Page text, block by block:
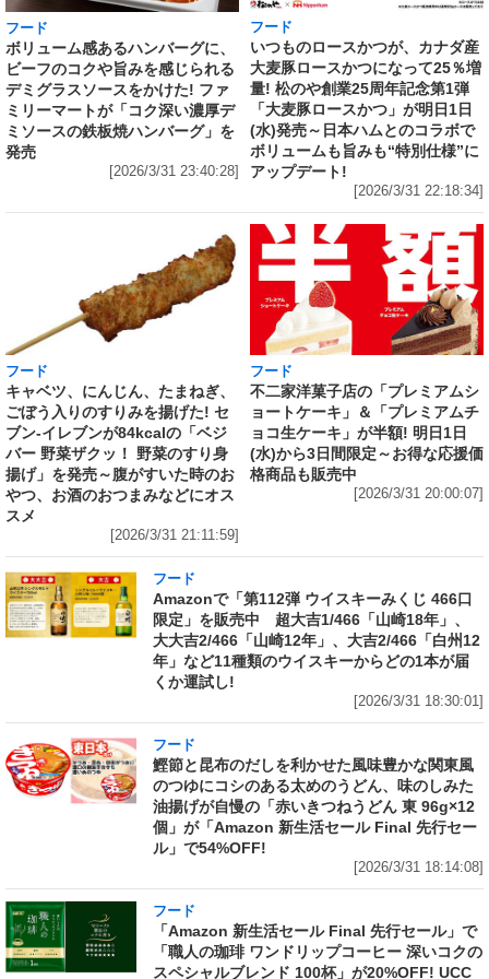
フード
ボリューム感あるハンバーグに、
ビーフのコクや旨みを感じられる
デミグラスソースをかけた! ファ
ミリーマートが「コク深い濃厚デ
ミソースの鉄板焼ハンバーグ」を
発売
[2026/3/31 23:40:28]
フード
いつものロースかつが、カナダ産
大麦豚ロースかつになって25％増
量! 松のや創業25周年記念第1弾
「大麦豚ロースかつ」が明日1日
(水)発売～日本ハムとのコラボで
ボリュームも旨みも“特別仕様”に
アップデート!
[2026/3/31 22:18:34]
フード
キャベツ、にんじん、たまねぎ、
ごぼう入りのすりみを揚げた! セ
ブン‐イレブンが84kcalの「ベジ
バー 野菜ザクッ！ 野菜のすり身
揚げ」を発売～腹がすいた時のお
やつ、お酒のおつまみなどにオス
スメ
[2026/3/31 21:11:59]
フード
不二家洋菓子店の「プレミアムシ
ョートケーキ」＆「プレミアムチ
ョコ生ケーキ」が半額! 明日1日
(水)から3日間限定～お得な応援価
格商品も販売中
[2026/3/31 20:00:07]
フード
Amazonで「第112弾 ウイスキーみくじ 466口
限定」を販売中 超大吉1/466「山崎18年」、
大大吉2/466「山崎12年」、大吉2/466「白州12
年」など11種類のウイスキーからどの1本が届
くか運試し!
[2026/3/31 18:30:01]
フード
鰹節と昆布のだしを利かせた風味豊かな関東風
のつゆにコシのある太めのうどん、味のしみた
油揚げが自慢の「赤いきつねうどん 東 96g×12
個」が「Amazon 新生活セール Final 先行セー
ル」で54%OFF!
[2026/3/31 18:14:08]
フード
「Amazon 新生活セール Final 先行セール」で
「職人の珈琲 ワンドリップコーヒー 深いコクの
スペシャルブレンド 100杯」が20%OFF! UCC